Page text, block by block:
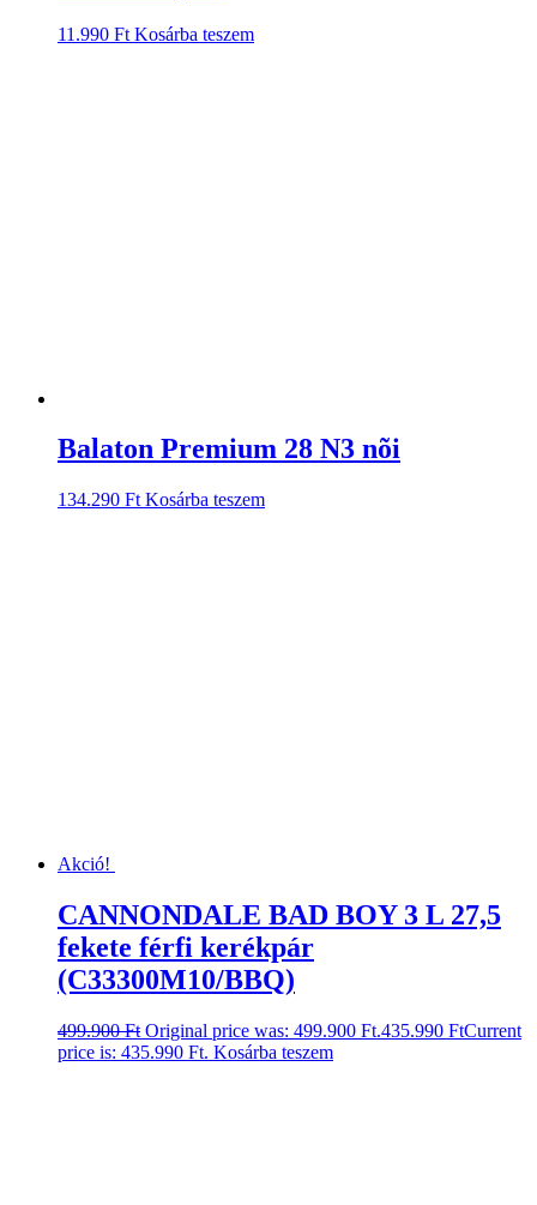
11.990 Ft Kosárba teszem
Balaton Premium 28 N3 nõi
134.290 Ft Kosárba teszem
Akció!
CANNONDALE BAD BOY 3 L 27,5
fekete férfi kerékpár
(C33300M10/BBQ)
499.900Ft Original price was: 499.900 Ft.435.990 FtCurrent
price is: 435.990 Ft. Kosárba teszem